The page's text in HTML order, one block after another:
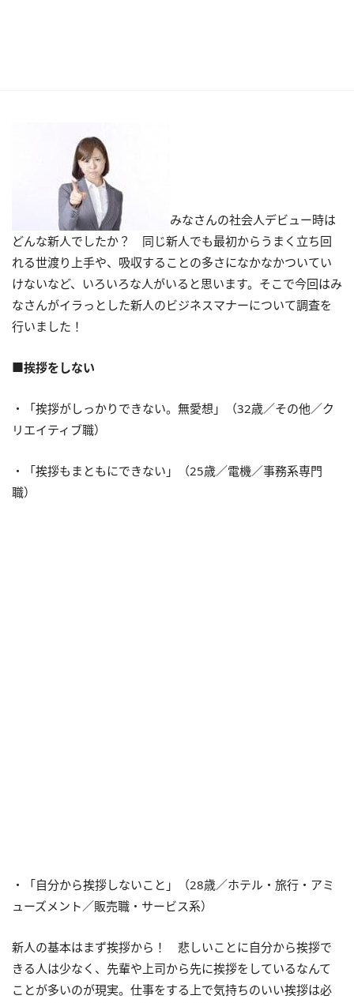
みなさんの社会人デビュー時は
どんな新人でしたか？ 同じ新人でも最初からうまく立ち回
れる世渡り上手や、吸収することの多さになかなかついてい
けないなど、いろいろな人がいると思います。そこで今回はみ
なさんがイラっとした新人のビジネスマナーについて調査を
行いました！
■挨拶をしない
・「挨拶がしっかりできない。無愛想」（32歳／その他／ク
リエイティブ職）
・「挨拶もまともにできない」（25歳／電機／事務系専門
職）
・「自分から挨拶しないこと」（28歳／ホテル・旅行・アミ
ューズメント／販売職・サービス系）
新人の基本はまず挨拶から！ 悲しいことに自分から挨拶で
きる人は少なく、先輩や上司から先に挨拶をしているなんて
ことが多いのが現実。仕事をする上で気持ちのいい挨拶は必